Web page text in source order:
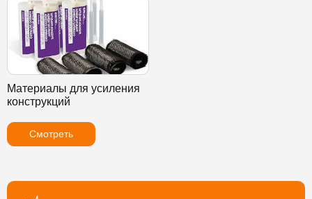
Материалы для усиления
конструкций
Смотреть